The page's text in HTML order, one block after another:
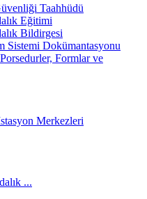
Taahhüdü
Eğitimi
Bildirgesi
Dokümantasyonu
Formlar ve
Merkezleri
...